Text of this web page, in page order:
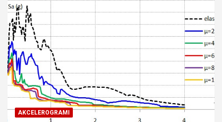
AKCELEROGRAMI